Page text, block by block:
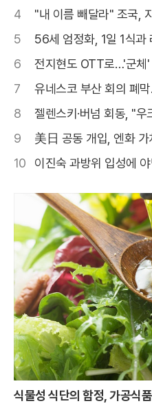
4
"내 이름 빼달라" 조국,
5
56세 엄정화, 1일 1식과
6
전지현도 OTT로…'군체
7
유네스코 부산 회의 폐
8
젤렌스키·버넘 회동, "
9
美日 공동 개입, 엔화
10
이진숙 과방위 입성에
식물성 식단의 함정, 가공식